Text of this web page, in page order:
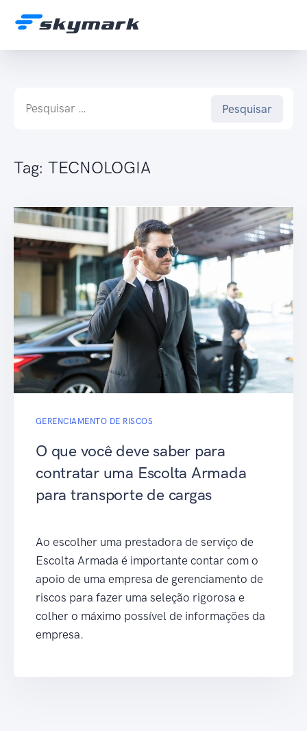
Tag: TECNOLOGIA
GERENCIAMENTO DE RISCOS
O que você deve saber para
contratar uma Escolta Armada
para transporte de cargas
Ao escolher uma prestadora de serviço de
Escolta Armada é importante contar com o
apoio de uma empresa de gerenciamento de
riscos para fazer uma seleção rigorosa e
colher o máximo possível de informações da
empresa.